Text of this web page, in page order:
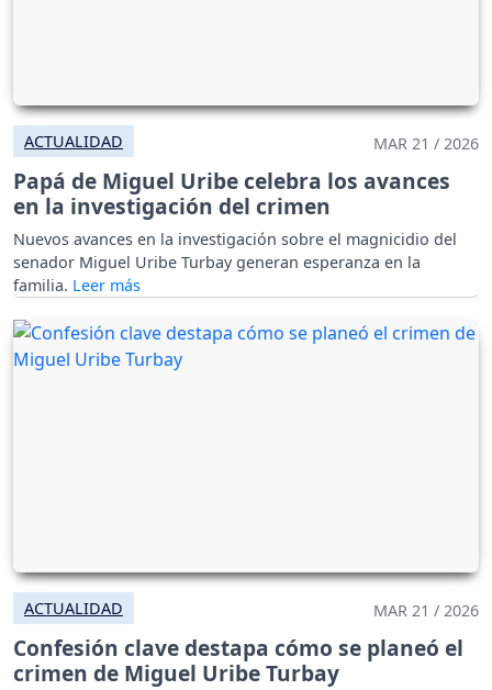
ACTUALIDAD MAR 21 / 2026
Papá de Miguel Uribe celebra los avances
en la investigación del crimen
Nuevos avances en la investigación sobre el magnicidio del
senador Miguel Uribe Turbay generan esperanza en la
familia.
ACTUALIDAD MAR 21 / 2026
Confesión clave destapa cómo se planeó el
crimen de Miguel Uribe Turbay